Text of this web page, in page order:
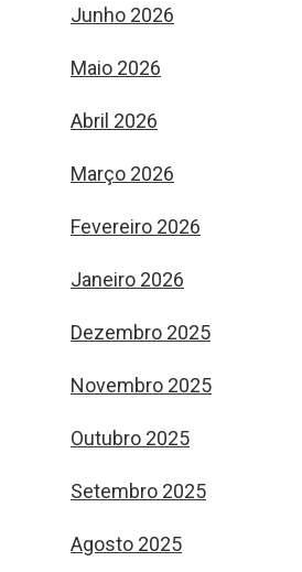
Junho 2026
Maio 2026
Abril 2026
Março 2026
Fevereiro 2026
Janeiro 2026
Dezembro 2025
Novembro 2025
Outubro 2025
Setembro 2025
Agosto 2025